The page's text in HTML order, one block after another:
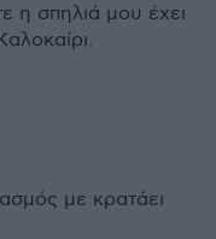
η σπηλιά μου έχει
με κρατάει